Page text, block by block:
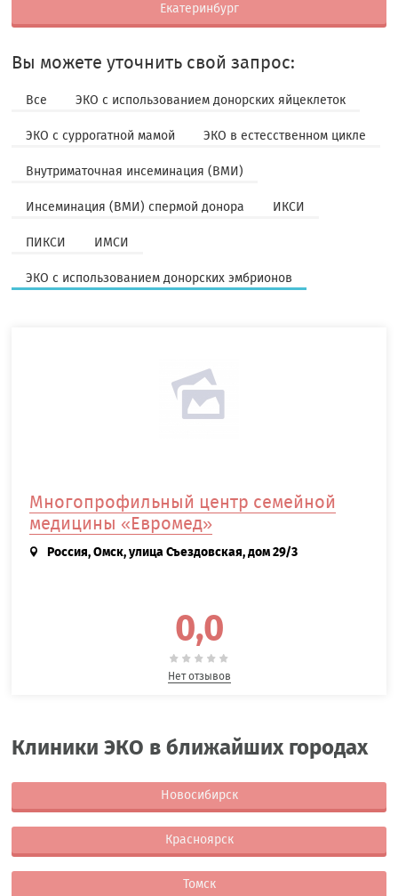
Екатеринбург
Вы можете уточнить свой запрос:
Все ЭКО с использованием донорских яйцеклеток
ЭКО с суррогатной мамой ЭКО в естесственном цикле
Внутриматочная инсеминация (ВМИ)
Инсеминация (ВМИ) спермой донора ИКСИ
ПИКСИ ИМСИ
ЭКО с использованием донорских эмбрионов
Многопрофильный центр семейной
медицины «Евромед»
Россия, Омск, улица Съездовская, дом 29/3
0,0
Нет отзывов
Клиники ЭКО в ближайших городах
Новосибирск
Красноярск
Томск